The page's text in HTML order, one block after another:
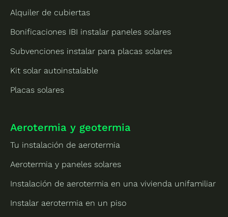
Alquiler de cubiertas
Bonificaciones IBI instalar paneles solares
Subvenciones instalar para placas solares
Kit solar autoinstalable
Placas solares
Aerotermia y geotermia
Tu instalación de aerotermia
Aerotermia y paneles solares
Instalación de aerotermia en una vivienda unifamiliar
Instalar aerotermia en un piso